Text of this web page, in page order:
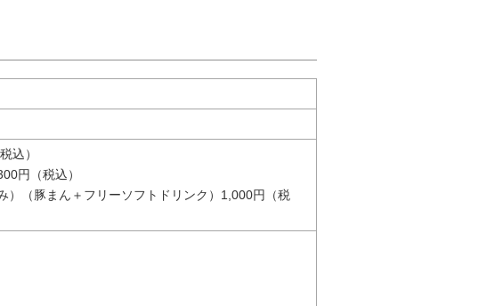
込）
円（税込）
）（豚まん＋フリーソフトドリンク）1,000円（税